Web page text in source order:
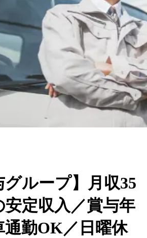
グループ】月収35
安定収入／賞与年
勤OK／日曜休